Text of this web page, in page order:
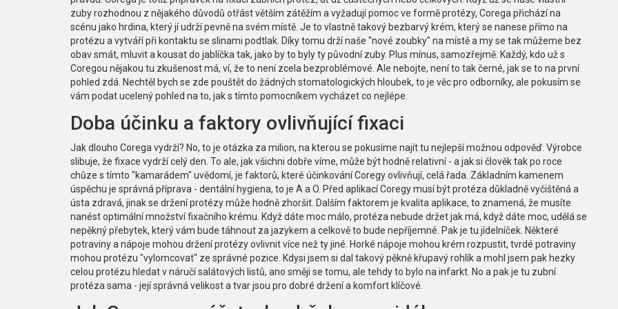
zuby rozhodnou z nějakého důvodů otřást větším zátěžím a vyžadují pomoc ve formě protézy, Corega přichází na
scénu jako hrdina, který jí udrží pevně na svém místě. Je to vlastně takový bezbarvý krém, který se nanese přímo na
protézu a vytváří při kontaktu se slinami podtlak. Díky tomu drží naše "nové zoubky" na místě a my se tak můžeme bez
obav smát, mluvit a kousat do jablíčka tak, jako by to byly ty původní zuby. Plus mínus, samozřejmě. Každý, kdo už s
Coregou nějakou tu zkušenost má, ví, že to není zcela bezproblémové. Ale nebojte, není to tak černé, jak se to na první
pohled zdá. Nechtěl bych se zde pouštět do žádných stomatologických hloubek, to je věc pro odborníky, ale pokusím se
vám podat ucelený pohled na to, jak s tímto pomocníkem vycházet co nejlépe.
Doba účinku a faktory ovlivňující fixaci
Jak dlouho Corega vydrží? No, to je otázka za milion, na kterou se pokusíme najít tu nejlepší možnou odpověď. Výrobce
slibuje, že fixace vydrží celý den. To ale, jak všichni dobře víme, může být hodně relativní - a jak si člověk tak po roce
chůze s tímto "kamarádem" uvědomí, je faktorů, které účinkování Coregy ovlivňují, celá řada. Základním kamenem
úspěchu je správná příprava - dentální hygiena, to je A a O. Před aplikací Coregy musí být protéza důkladně vyčištěná a
ústa zdravá, jinak se držení protézy může hodně zhoršit. Dalším faktorem je kvalita aplikace, to znamená, že musíte
nanést optimální množství fixačního krému. Když dáte moc málo, protéza nebude držet jak má, když dáte moc, udělá se
nepěkný přebytek, který vám bude táhnout za jazykem a celkově to bude nepříjemné. Pak je tu jídelníček. Některé
potraviny a nápoje mohou držení protézy ovlivnit více než ty jiné. Horké nápoje mohou krém rozpustit, tvrdé potraviny
mohou protézu "vylomcovat" ze správné pozice. Kdysi jsem si dal takový pěkně křupavý rohlík a mohl jsem pak hezky
celou protézu hledat v náručí salátových listů, ano směji se tomu, ale tehdy to bylo na infarkt. No a pak je tu zubní
protéza sama - její správná velikost a tvar jsou pro dobré držení a komfort klíčové.